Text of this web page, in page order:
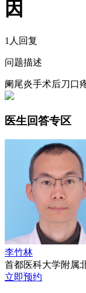
因
1人回复
问题描述
阑尾炎手术后刀口
医生回答专区
李竹林
首都医科大学附属
立即预约